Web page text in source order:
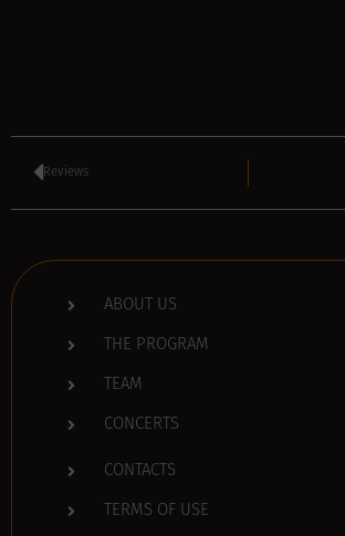
Reviews
ABOUT US
THE PROGRAM
TEAM
CONCERTS
CONTACTS
TERMS OF USE